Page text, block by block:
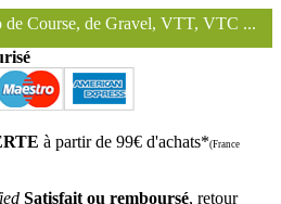
VTT, VTC ...
Nous conservons et
à partir de 99€ d'achats*(France
Satisfait ou remboursé, retour